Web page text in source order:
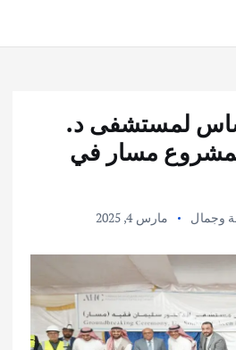
لمستشفى د.
مسار في
وجمال مارس 4, 2025